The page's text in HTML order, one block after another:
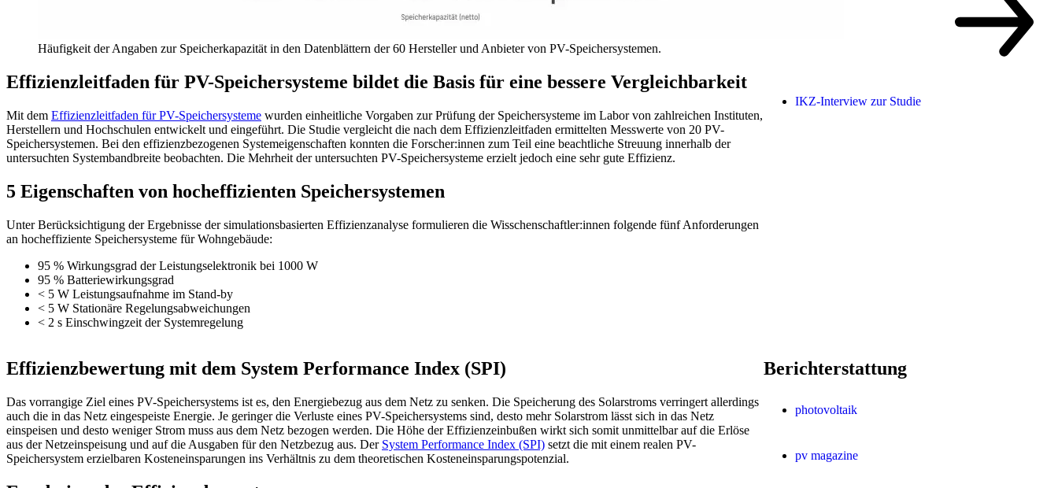
Häufigkeit der Angaben zur Speicherkapazität in den Datenblättern der 60 Hersteller und Anbieter von PV-Speichersystemen.
Effizienzleitfaden für PV-Speichersysteme bildet die Basis für eine bessere Vergleichbarkeit
Mit dem Effizienzleitfaden für PV-Speichersysteme wurden einheitliche Vorgaben zur Prüfung der Speichersysteme im Labor von zahlreichen Instituten,
Herstellern und Hochschulen entwickelt und eingeführt. Die Studie vergleicht die nach dem Effizienzleitfaden ermittelten Messwerte von 20 PV-
Speichersystemen. Bei den effizienzbezogenen Systemeigenschaften konnten die Forscher:innen zum Teil eine beachtliche Streuung innerhalb der
untersuchten Systembandbreite beobachten. Die Mehrheit der untersuchten PV-Speichersysteme erzielt jedoch eine sehr gute Effizienz.
5 Eigenschaften von hocheffizienten Speichersystemen
Unter Berücksichtigung der Ergebnisse der simulationsbasierten Effizienzanalyse formulieren die Wisschenschaftler:innen folgende fünf Anforderungen
an hocheffiziente Speichersysteme für Wohngebäude:
95 % Wirkungsgrad der Leistungselektronik bei 1000 W
95 % Batteriewirkungsgrad
< 5 W Leistungsaufnahme im Stand-by
< 5 W Stationäre Regelungsabweichungen
< 2 s Einschwingzeit der Systemregelung
IKZ-Interview zur Studie
Effizienzbewertung mit dem System Performance Index (SPI)
Das vorrangige Ziel eines PV-Speichersystems ist es, den Energiebezug aus dem Netz zu senken. Die Speicherung des Solarstroms verringert allerdings
auch die in das Netz eingespeiste Energie. Je geringer die Verluste eines PV-Speichersystems sind, desto mehr Solarstrom lässt sich in das Netz
einspeisen und desto weniger Strom muss aus dem Netz bezogen werden. Die Höhe der Effizienzeinbußen wirkt sich somit unmittelbar auf die Erlöse
aus der Netzeinspeisung und auf die Ausgaben für den Netzbezug aus. Der System Performance Index (SPI) setzt die mit einem realen PV-
Speichersystem erzielbaren Kosteneinsparungen ins Verhältnis zu dem theoretischen Kosteneinsparungspotenzial.
Berichterstattung
photovoltaik
pv magazine